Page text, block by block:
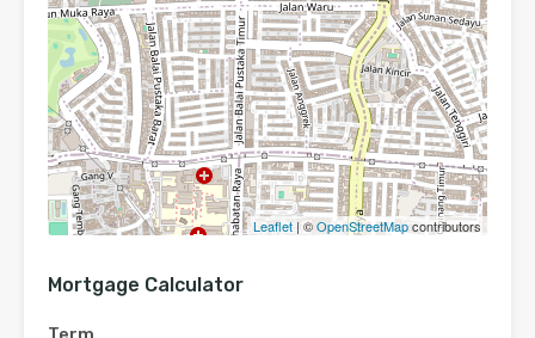
Leaflet | ©OpenStreetMapcontributors
Mortgage Calculator